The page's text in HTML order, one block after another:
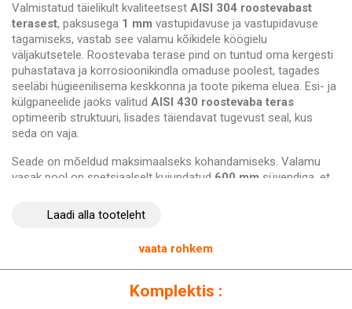
Valmistatud täielikult kvaliteetsest AISI 304 roostevabast
terasest, paksusega 1 mm vastupidavuse ja vastupidavuse
tagamiseks, vastab see valamu kõikidele köögielu
väljakutsetele. Roostevaba terase pind on tuntud oma kergesti
puhastatava ja korrosioonikindla omaduse poolest, tagades
seeläbi hügieenilisema keskkonna ja toote pikema eluea. Esi- ja
külgpaneelide jaoks valitud AISI 430 roostevaba teras
optimeerib struktuuri, lisades täiendavat tugevust seal, kus
seda on vaja.
Seade on mõeldud maksimaalseks kohandamiseks. Valamu
vasak pool on spetsiaalselt kujundatud 600 mm süvendiga, et
seeläbi ruumi haldamist ja töövoogude tõhusust. Teine
spetsialistidel täielikult kohandada paigaldust vastavalt oma
köögi eripäradele.
Alumine roostevabast terasest riiul, mida tugevdavad
Laadi alla tooteleht
vaata rohkem
Komplektis :